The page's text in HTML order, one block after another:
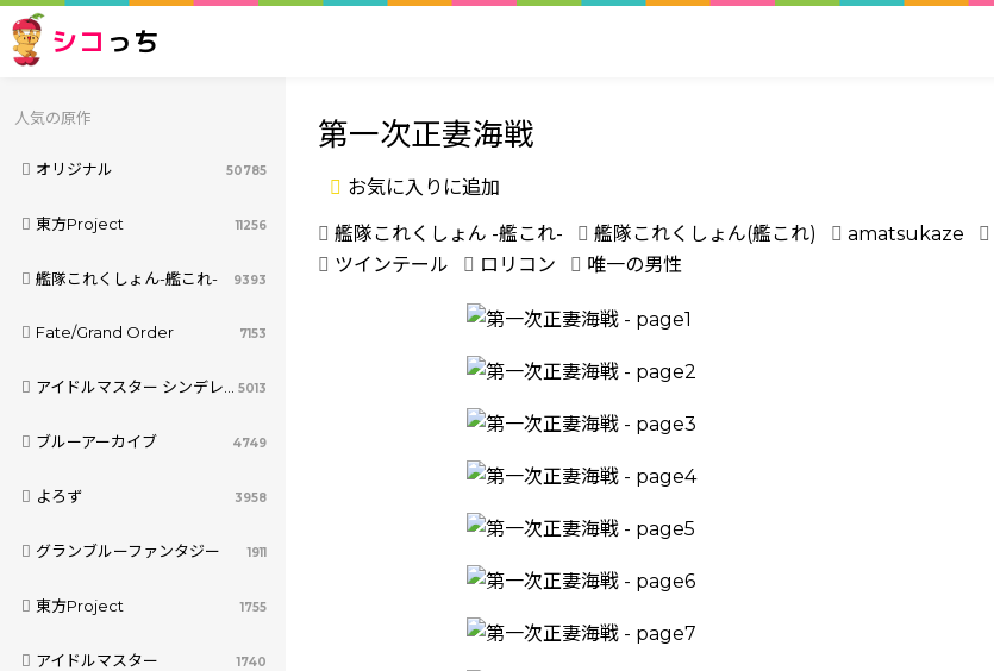
シコ っち
人気の原作
オリジナル 50785
東方Project 11256
艦隊これくしょん-艦これ- 9393
Fate/Grand Order 7153
アイドルマスター シンデレラガールズ 5013
ブルーアーカイブ 4749
よろず 3958
グランブルーファンタジー 1911
東方Project 1755
アイドルマスター 1740
第一次正妻海戦
お気に入りに追加
艦隊これくしょん -艦これ- 艦隊これくしょん(艦これ) amatsukaze
ツインテール
ロリコン 唯一の男性